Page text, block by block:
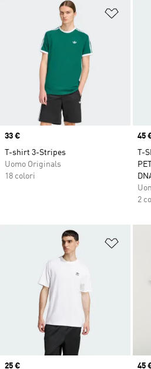
Price
33 €
T-shirt 3-Stripes
Uomo Originals
18 colori
45
T-
2
Price
25 €
45